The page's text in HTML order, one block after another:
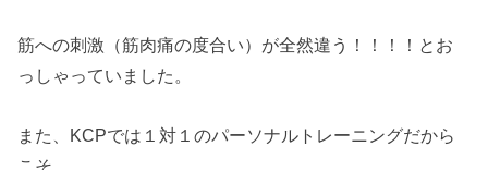
筋への刺激（筋肉痛の度合い）が全然違う！！！！とお
っしゃっていました。
また、KCPでは１対１のパーソナルトレーニングだから
こそ